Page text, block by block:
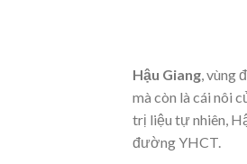
Hậu Giang , vùng
mà còn là cái nôi
trị liệu tự nhiên,
đường YHCT.